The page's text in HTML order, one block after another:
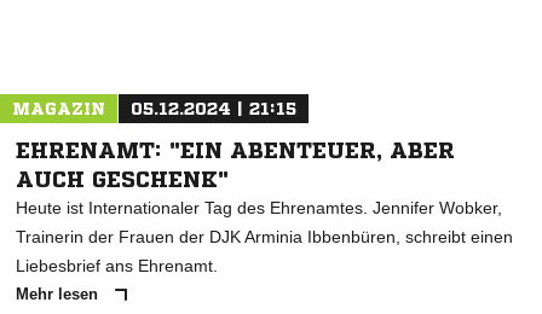
MAGAZIN 05.12.2024 | 21:15
EHRENAMT: "EIN ABENTEUER, ABER
AUCH GESCHENK"
Heute ist Internationaler Tag des Ehrenamtes. Jennifer Wobker,
Trainerin der Frauen der DJK Arminia Ibbenbüren, schreibt einen
Liebesbrief ans Ehrenamt.
Mehr lesen